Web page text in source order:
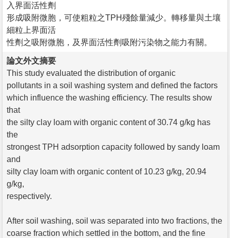
入界面活性劑
形成吸附微胞，可使粗粒之TPH殘餘量減少。轉移量與土壤
細粒上界面活
性劑之吸附微胞，及界面活性劑吸附污染物之能力有關。
論文外文摘要
This study evaluated the distribution of organic
pollutants in a soil washing system and defined the factors
which influence the washing efficiency. The results show
that
the silty clay loam with organic content of 30.74 g/kg has
the
strongest TPH adsorption capacity followed by sandy loam
and
silty clay loam with organic content of 10.23 g/kg, 20.94
g/kg,
respectively.
After soil washing, soil was separated into two fractions, the
coarse fraction which settled in the bottom, and the fine